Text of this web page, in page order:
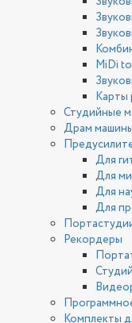
MiDi
Карты
Студийные
Драм
Для
Для
Для
Для
Рекордеры
Комплекты